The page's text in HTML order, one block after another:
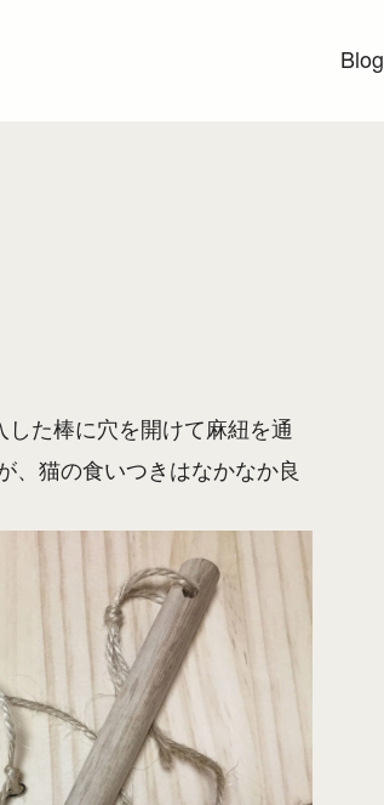
Blog
た棒に穴を開けて麻紐を通
、猫の食いつきはなかなか良